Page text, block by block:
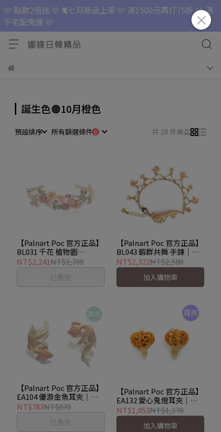
🩷 點數2倍送 🩷 🐈七月新品上架 🩷 滿1500元再打75折 🩷 滿
千宅配免運 🩷
誕生色🟠10月橙色
預設排序 所有篩選條件 共 28 件商品
【Palnart Poc 官方正品】
BL031 千花 植物園
Botanical Garde 手鍊 手
環
NT$2,241NT$2,700
已售完
【Palnart Poc 官方正品】
BL043 蝦群共舞 手鍊｜日
本製 職人手工著色 海蝦與
星辰設計 Krill
NT$2,322NT$2,580
加入購物車
【Palnart Poc 官方正品】
EA104 優游金魚耳夾｜日
本製 和風優雅 金 Golden
Fish
NT$783NT$870
已售完
【Palnart Poc 官方正品】
EA132 愛心鬼燈耳夾｜日
本製 酸漿果 秋季星空
Lantern
NT$1,053NT$1,170
加入購物車